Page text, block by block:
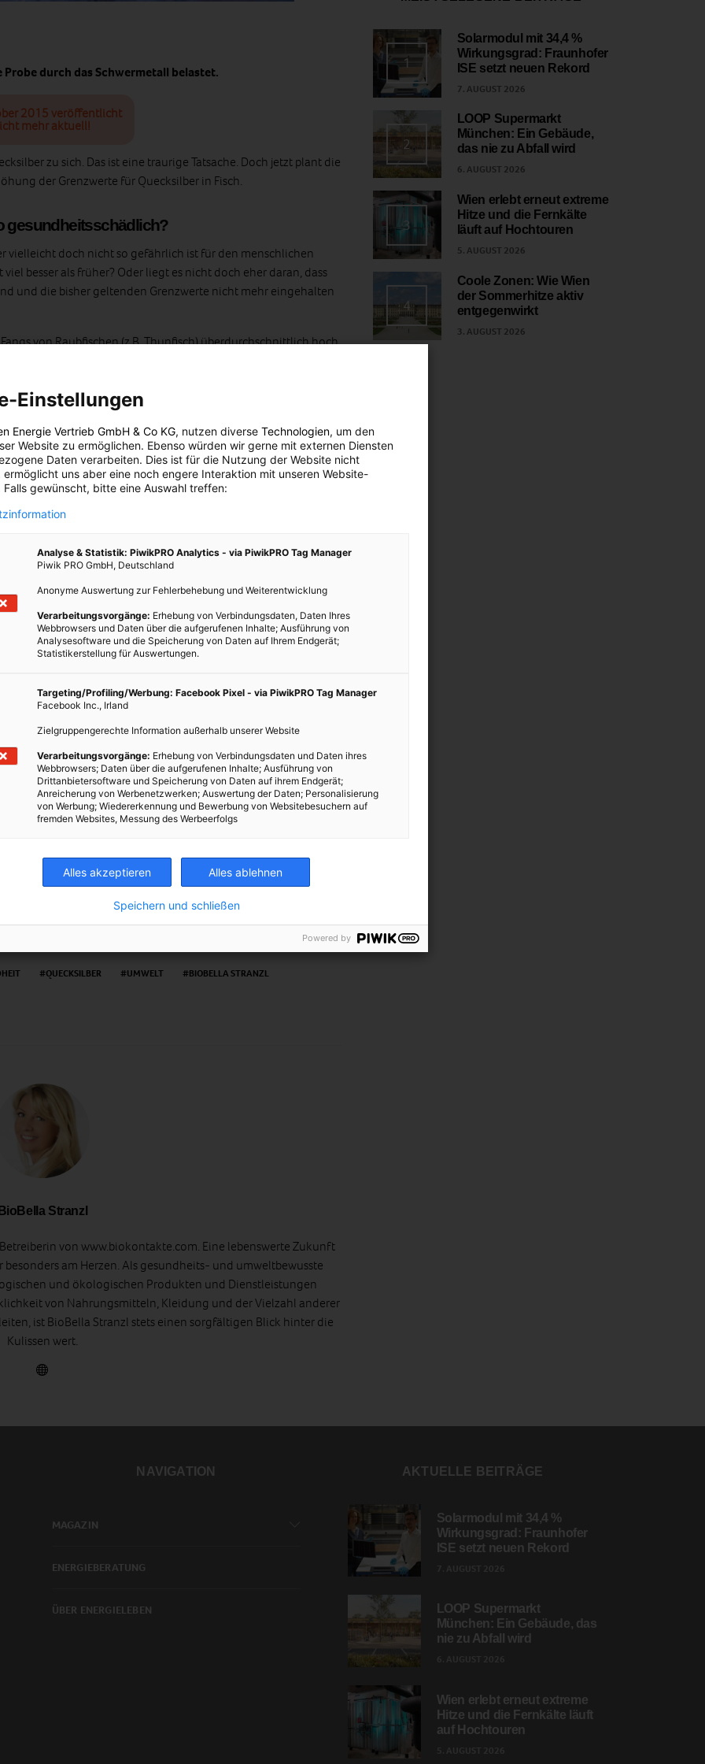
Probe durch das Schwermetall belastet.
2015 veröffentlicht
mehr aktuell!
zu sich. Das ist eine traurige Tatsache. Doch jetzt plant die
der Grenzwerte für Quecksilber in Fisch.
gesundheitsschädlich?
vielleicht doch nicht so gefährlich ist für den menschlichen
besser als früher? Oder liegt es nicht doch eher daran, dass
und die bisher geltenden Grenzwerte nicht mehr eingehalten
von Raubfischen (z.B. Thunfisch) überdurchschnittlich hoch
Wenn die geplante Lockerung der Quecksilbergrenze
Kilogramm Fisch durchgesetzt wird, dann sind statt 50% nur
hört sich nach einem schönen Geschäft an.
Schwermetall und kommt durch Kohlekraftwerke oder
Umwelt. Vor allem Schwangere und Kleinkinder sind
belastetem Fisch. Besonders hohe Werte finden sich bei
weil sie im Meer am Ende der Nahrungskette stehen und
Fischen ernähren.
eine Aktion gestartet, die Du hier mit einer Email unterstützen
von Quecksilber!
QUECKSILBER UMWELT
BIOBELLA STRANZL
BioBella Stranzl
von www.biokontakte.com. Eine lebenswerte Zukunft
am Herzen. Als gesundheits- und umweltbewusste
und ökologischen Produkten und Dienstleistungen
von Nahrungsmitteln, Kleidung und der Vielzahl anderer
ist BioBella Stranzl stets einen sorgfältigen Blick hinter die
Kulissen wert.
1
Solarmodul mit 34,4 %
Wirkungsgrad: Fraunhofer
ISE setzt neuen Rekord
7. AUGUST 2026
2
LOOP Supermarkt
München: Ein Gebäude,
das nie zu Abfall wird
6. AUGUST 2026
3
Wien erlebt erneut extreme
Hitze und die Fernkälte
läuft auf Hochtouren
5. AUGUST 2026
4
Coole Zonen: Wie Wien
der Sommerhitze aktiv
entgegenwirkt
3. AUGUST 2026
NAVIGATION
MAGAZIN
ENERGIEBERATUNG
ÜBER ENERGIELEBEN
AKTUELLE BEITRÄGE
Solarmodul mit 34,4 %
Wirkungsgrad: Fraunhofer
ISE setzt neuen Rekord
LOOP Supermarkt
München: Ein Gebäude, das
nie zu Abfall wird
Wien erlebt erneut extreme
Hitze und die Fernkälte läuft
auf Hochtouren
Einstellungen
Energie Vertrieb GmbH & Co KG, nutzen diverse Technologien, um den
Website zu ermöglichen. Ebenso würden wir gerne mit externen Diensten
Daten verarbeiten. Dies ist für die Nutzung der Website nicht
ermöglicht uns aber eine noch engere Interaktion mit unseren Website-
Falls gewünscht, bitte eine Auswahl treffen:
Analyse & Statistik: PiwikPRO Analytics - via PiwikPRO Tag Manager
Piwik PRO GmbH, Deutschland
Anonyme Auswertung zur Fehlerbehebung und Weiterentwicklung
Verarbeitungsvorgänge: Erhebung von Verbindungsdaten, Daten Ihres
Webbrowsers und Daten über die aufgerufenen Inhalte; Ausführung von
Analysesoftware und die Speicherung von Daten auf Ihrem Endgerät;
Statistikerstellung für Auswertungen.
Targeting/Profiling/Werbung: Facebook Pixel - via PiwikPRO Tag Manager
Facebook Inc., Irland
Zielgruppengerechte Information außerhalb unserer Website
Verarbeitungsvorgänge: Erhebung von Verbindungsdaten und Daten ihres
Webbrowsers; Daten über die aufgerufenen Inhalte; Ausführung von
Drittanbietersoftware und Speicherung von Daten auf ihrem Endgerät;
Anreicherung von Werbenetzwerken; Auswertung der Daten; Personalisierung
von Werbung; Wiedererkennung und Bewerbung von Websitebesuchern auf
fremden Websites, Messung des Werbeerfolgs
Alles akzeptieren Alles ablehnen
Speichern und schließen
Powered by